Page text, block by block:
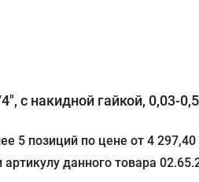
с накидной гайкой, 0,03-
5 позиций по цене от 4
данного товара